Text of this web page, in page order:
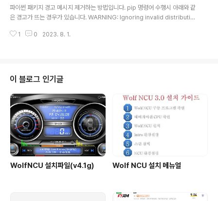
리를 이용하여 최적화 수행 결과를 DB에 저장하셨습니다.
DB에 저장된 결과에서 최적값을 추출하여 학습을 진행하
이용하여 통합 하였습니다. 사용 모델 : RF, GB, LightGB
파이썬 패키지 경고 메시지 제거하는 방법입니다. pip 명령어 수행시 아래와 같
은 경고가 뜨는 경우가 있습니다. WARNING: Ignoring invalid distributio
\site-packages) WARNING: Ignoring invalid distribution -rotobuf
하는 폴더가 있는데 모두 삭제..
1 0 2023. 8. 1.
이 블로그 인기글
WolfNCU 설치파일(v4.1g) Wolf NCU 설치 메뉴얼